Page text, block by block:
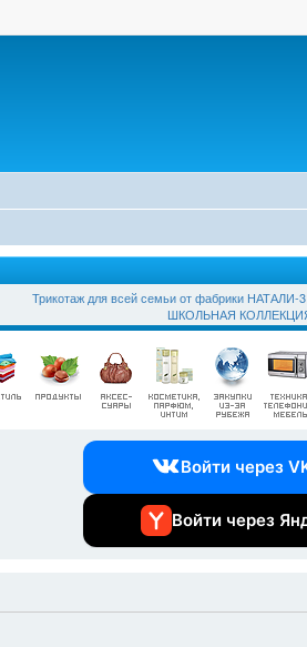
Трикотаж для всей семьи от фабрики
ШКОЛЬНАЯ
Войти через
Войти через